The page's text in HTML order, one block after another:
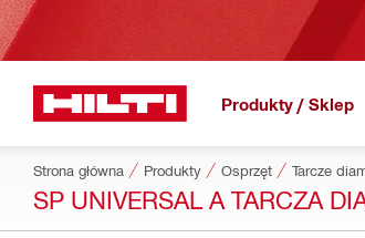
Produkty / Sklep
Strona główna Produkty Osprzęt Tarcze
SP UNIVERSAL A TARCZA